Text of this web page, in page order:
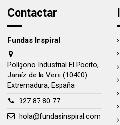
Contactar
Fundas Inspiral
Polígono Industrial El Pocito,
Jaraíz de la Vera (10400)
Extremadura, España
927 87 80 77
hola@fundasinspiral.com